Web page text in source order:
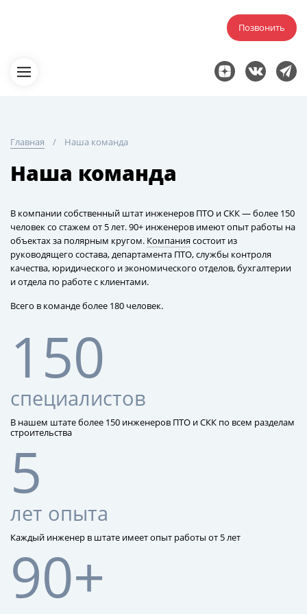
Позвонить
Главная Наша команда
Наша команда
В компании собственный штат инженеров ПТО и СКК — более 150
человек со стажем от 5 лет. 90+ инженеров имеют опыт работы на
объектах за полярным кругом. Компаниясостоит из
руководящего состава, департамента ПТО, службы контроля
качества, юридического и экономического отделов, бухгалтерии
и отдела по работе с клиентами.
Всего в команде более 180 человек.
150
специалистов
В нашем штате более 150 инженеров ПТО и СКК по всем разделам
строительства
5
лет опыта
Каждый инженер в штате имеет опыт работы от 5 лет
90+